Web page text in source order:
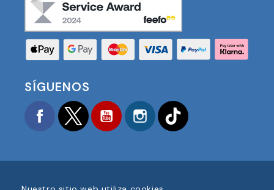
SÍGUENOS
FacebookTwitter YouTubeInstagram